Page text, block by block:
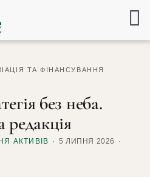
ТА ФІНАНСУВАННЯ
без неба.
редакція
АКТИВІВ
5 ЛИПНЯ 2026